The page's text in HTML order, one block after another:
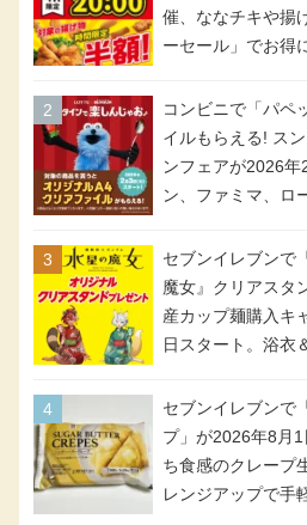
催、ななチキや揚
ーセール」でお得
アメリカンドッグ
コンビニで「パペ
イルもらえる! ス
ンフェアが2026
ン、ファミマ、ロ
セブンイレブンで
魔女』クリアスタ
産カップ麺購入キ
日スタート。浴衣
号・5号) / シャデ
ンドになって登場!
セブンイレブンで
プ」が2026年8月
ち食感のクレープ
レンジアップで手